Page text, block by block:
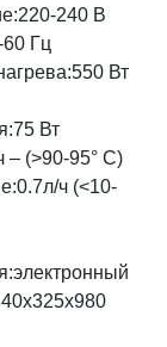
240 В
60 Гц
Вт
Вт
– (>90-95° С)
ч (<10-